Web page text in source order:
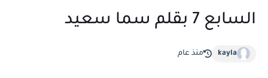
السابع 7 بقلم سما سعيد
kayla منذ عام